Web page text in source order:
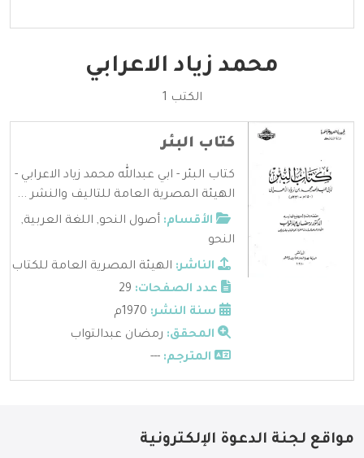
محمد زياد الاعرابي
الكتب 1
كتاب البئر
كتاب البئر - ابي عبدالله محمد زياد الاعرابي -
الهيئة المصرية العامة للتاليف والنشر ...
الأقسام: أصول النحو, اللغة العربية,
النحو
الناشر: الهيئة المصرية العامة للكتاب
عدد الصفحات:
سنة النشر:
المحقق: رمضان عبدالتواب
المترجم: ---
مواقع لجنة الدعوة الإلكترونية